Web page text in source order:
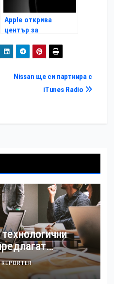
Apple открива
център за
разработки в Тайв
Nissan ще си партнира с
iTunes Radio